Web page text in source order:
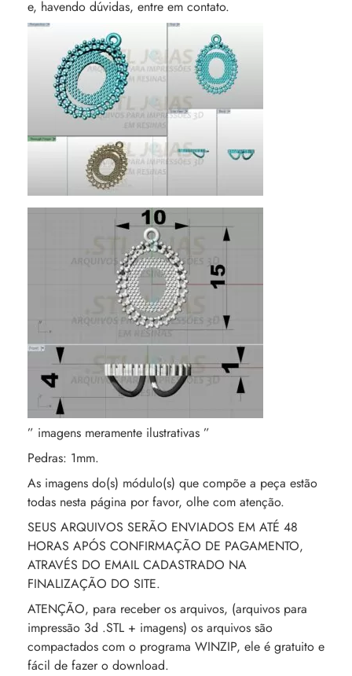
e, havendo dúvidas, entre em contato.
” imagens meramente ilustrativas ”
Pedras: 1mm.
As imagens do(s) módulo(s) que compõe a peça estão
todas nesta página por favor, olhe com atenção.
SEUS ARQUIVOS SERÃO ENVIADOS EM ATÉ 48
HORAS APÓS CONFIRMAÇÃO DE PAGAMENTO,
ATRAVÉS DO EMAIL CADASTRADO NA
FINALIZAÇÃO DO SITE.
ATENÇÃO, para receber os arquivos, (arquivos para
impressão 3d .STL + imagens) os arquivos são
compactados com o programa WINZIP, ele é gratuito e
fácil de fazer o download.